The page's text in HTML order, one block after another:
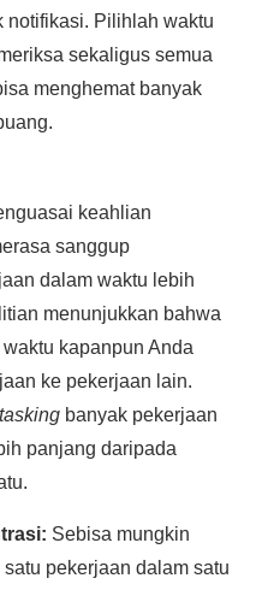
notifikasi. Pilihlah waktu
sekaligus semua
menghemat banyak
keahlian
sanggup
dalam waktu lebih
menunjukkan bahwa
kapanpun Anda
ke pekerjaan lain.
banyak pekerjaan
panjang daripada
Sebisa mungkin
pekerjaan dalam satu